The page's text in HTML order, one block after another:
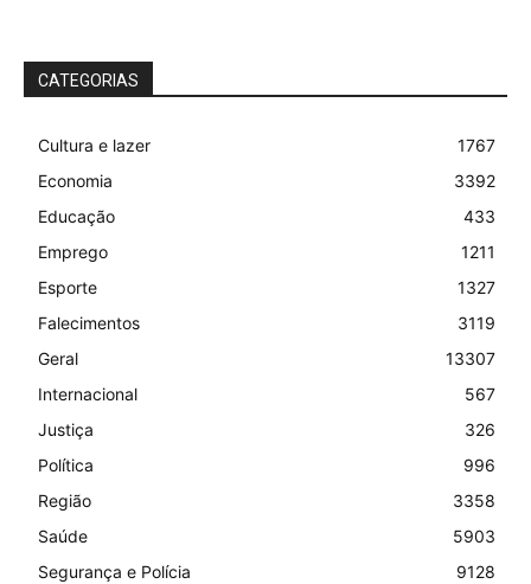
CATEGORIAS
Cultura e lazer
1767
Economia
3392
Educação
433
Emprego
1211
Esporte
1327
Falecimentos
3119
Geral
13307
Internacional
567
Justiça
326
Política
996
Região
3358
Saúde
5903
Segurança e Polícia
9128